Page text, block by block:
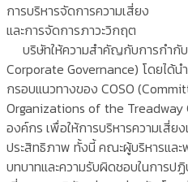
การบริหารจัดการความเสี่ยง
และการจัดการภาวะวิกฤต
บริษัทให้ความสำคัญกับการกำกั
Corporate Governance) โดยได้น
กรอบแนวทางของ COSO
Organizations of the Treadway
องค์กร เพื่อให้การบริหารความเสี่ยง
ประสิทธิภาพ ทั้งนี้ คณะผู้บริหารแล
บทบาทและความรับผิดชอบในการป